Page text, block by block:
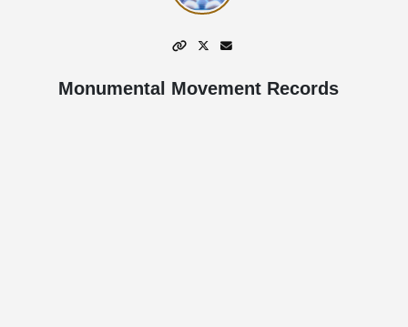
Monumental Movement Records